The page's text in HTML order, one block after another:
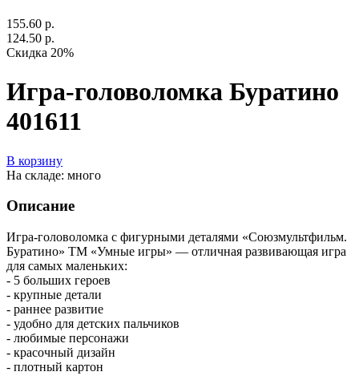
155.60 р.
124.50 р.
Скидка 20%
Игра-головоломка Буратино
401611
В корзину
На складе: много
Описание
Игра-головоломка с фигурными деталями «Союзмультфильм.
Буратино» ТМ «Умные игры» — отличная развивающая игра
для самых маленьких:
- 5 больших героев
- крупные детали
- раннее развитие
- удобно для детских пальчиков
- любимые персонажи
- красочный дизайн
- плотный картон